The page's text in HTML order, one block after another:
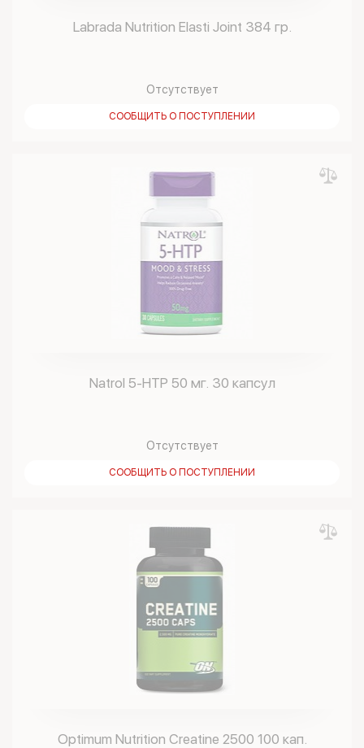
Labrada Nutrition Elasti Joint 384 гр.
Отсутствует
СООБЩИТЬ О ПОСТУПЛЕНИИ
Natrol 5-HTP 50 мг. 30 капсул
Отсутствует
СООБЩИТЬ О ПОСТУПЛЕНИИ
Optimum Nutrition Creatine 2500 100 кап.